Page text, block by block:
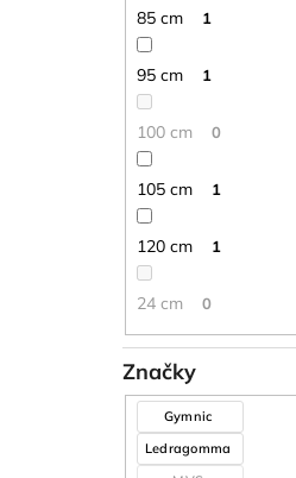
Značky
Gymnic
Ledragomma
85 cm 1
95 cm 1
100 cm 0
105 cm 1
120 cm 1
24 cm 0